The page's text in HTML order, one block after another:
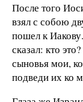
После того
взял с собою
пошел к
сказал: кто
сыновья мои,
подведи их ко